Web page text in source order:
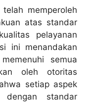
memperoleh
atas standar
pelayanan
ini menandakan
semua
oleh otoritas
setiap aspek
dengan standar